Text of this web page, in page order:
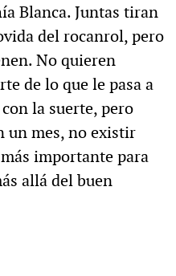
Blanca. Juntas tiran
del rocanrol, pero
No quieren
de lo que le pasa a
la suerte, pero
un mes, no existir
importante para
allá del buen